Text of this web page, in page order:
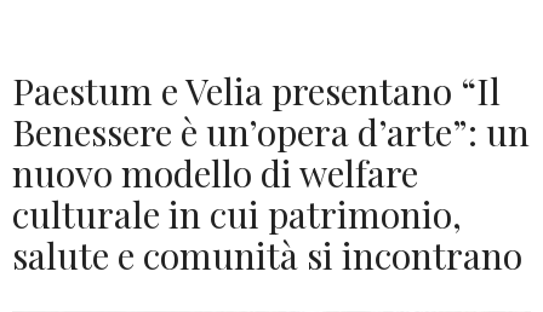
Paestum e Velia presentano “Il
Benessere è un’opera d’arte”: un
nuovo modello di welfare
culturale in cui patrimonio,
salute e comunità si incontrano